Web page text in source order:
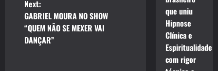
t
n
a
Next:
GABRIEL MOURA NO SHOW
“QUEM NÃO SE MEXER VAI
DANÇAR”
que uniu
Hipnose
Clínica e
Espiritualidade
com rigor